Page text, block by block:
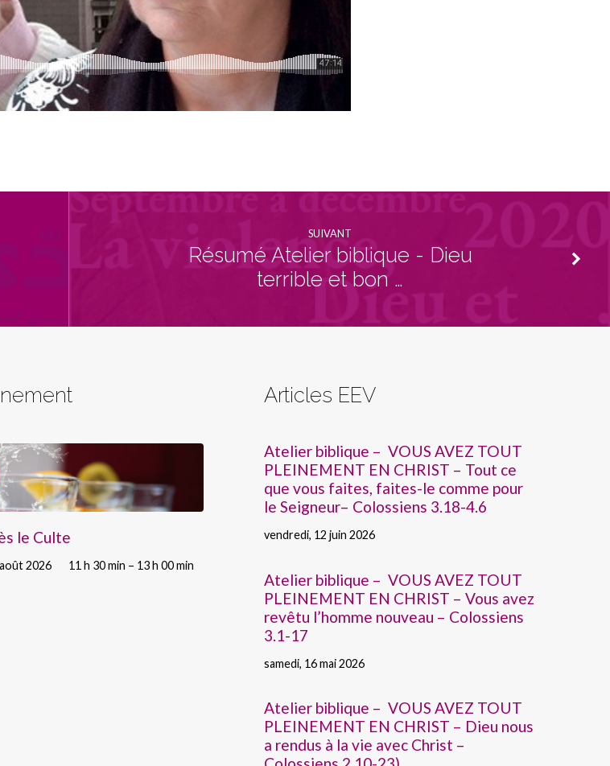
SUIVANT
Résumé Atelier biblique - Dieu
terrible et bon …
le Culte
2026 11 h 30 min – 13 h 00 min
Articles EEV
Atelier biblique – VOUS AVEZ TOUT
PLEINEMENT EN CHRIST – Tout ce
que vous faites, faites-le comme pour
le Seigneur– Colossiens 3.18-4.6
vendredi, 12 juin 2026
Atelier biblique – VOUS AVEZ TOUT
PLEINEMENT EN CHRIST – Vous avez
revêtu l’homme nouveau – Colossiens
3.1-17
samedi, 16 mai 2026
Atelier biblique – VOUS AVEZ TOUT
PLEINEMENT EN CHRIST – Dieu nous
a rendus à la vie avec Christ –